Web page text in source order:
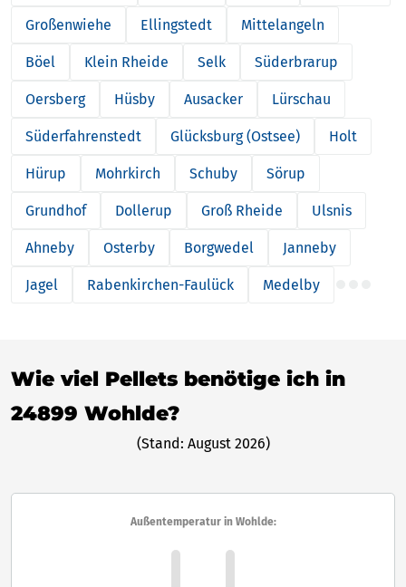
Großenwiehe Ellingstedt Mittelangeln
Böel Klein Rheide Selk Süderbrarup
Oersberg Hüsby Ausacker Lürschau
Süderfahrenstedt Glücksburg (Ostsee) Holt
Hürup Mohrkirch Schuby Sörup
Grundhof Dollerup Groß Rheide Ulsnis
Ahneby Osterby Borgwedel Janneby
Jagel Rabenkirchen-Faulück Medelby
Wie viel Pellets benötige ich in
24899 Wohlde?
(Stand: August 2026)
Außentemperatur in Wohlde: